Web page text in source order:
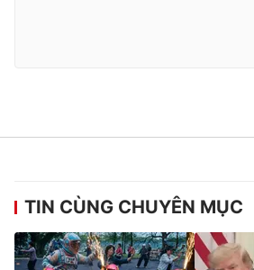
TIN CÙNG CHUYÊN MỤC